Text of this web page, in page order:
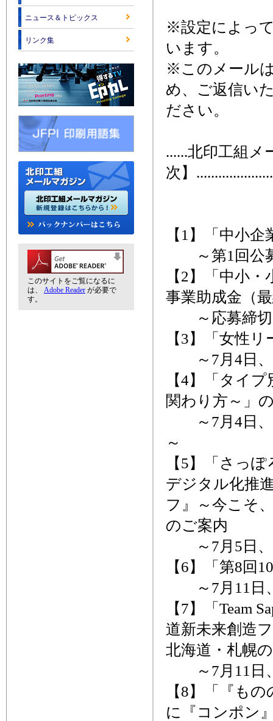
※設定によっ
います。
※このメール
め、ご返信い
ださい。
......北印工組メ
次】
【1】「中小
～第1回公募
【2】「中小
事業助成金（
～応募締切
【3】「女性
～7月4日、
【4】「タイ
関わり方～」
～7月4日、
～
【5】「さっ
デジタル化推
フ』～今こそ
のご案内
～7月5日、
【6】「第8回
～7月11日
【7】「Team
道新未来創造
北海道・札幌
～7月11日、
【8】「『も
に『コンポン
ニュース＆トピックス
リンク集
このサイトをご覧になるに
は、 Adobe Reader が必要で
す。